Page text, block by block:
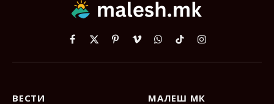
Facebook
X
PinterestVimeoWhatsApp
TikTokInstagram
ВЕСТИ МАЛЕШ МК